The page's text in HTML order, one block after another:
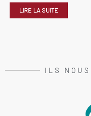
LIRE LA SUITE
ILS NOUS